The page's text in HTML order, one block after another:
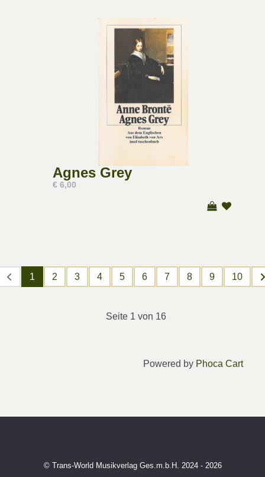
Agnes Grey
€ 6,00
1 2 3 4 5 6 7 8 9 10
Seite 1 von 16
Powered by Phoca Cart
© Trans-World Musikverlag Ges.m.b.H. 2024 - 2026